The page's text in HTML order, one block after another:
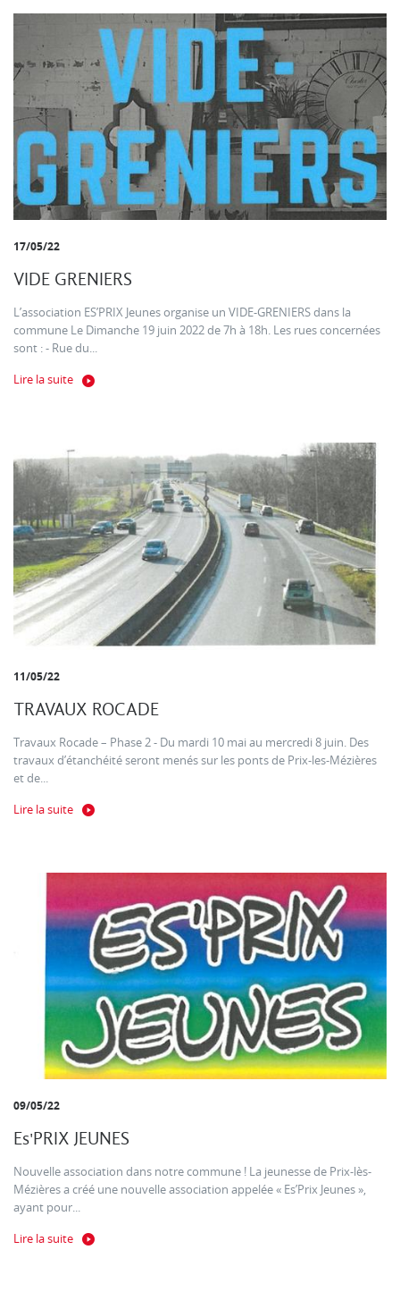
17/05/22
VIDE GRENIERS
L’association ES’PRIX Jeunes organise un VIDE-GRENIERS dans la
commune Le Dimanche 19 juin 2022 de 7h à 18h. Les rues concernées
sont : - Rue du...
Lire la suite
11/05/22
TRAVAUX ROCADE
Travaux Rocade – Phase 2 - Du mardi 10 mai au mercredi 8 juin. Des
travaux d’étanchéité seront menés sur les ponts de Prix-les-Mézières
et de...
Lire la suite
09/05/22
Es'PRIX JEUNES
Nouvelle association dans notre commune ! La jeunesse de Prix-lès-
Mézières a créé une nouvelle association appelée « Es’Prix Jeunes »,
ayant pour...
Lire la suite